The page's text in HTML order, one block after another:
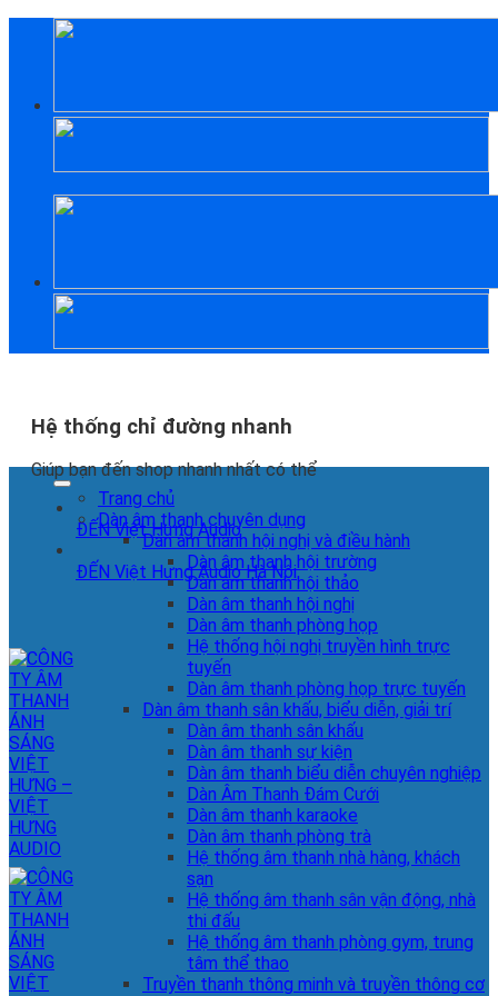
Hệ thống chỉ đường nhanh
Giúp bạn đến shop nhanh nhất có thể
ĐẾN Việt Hưng Audio
ĐẾN Việt Hưng Audio Hà Nội
Trang chủ
Dàn âm thanh chuyên dụng
Dàn âm thanh hội nghị và điều hành
Dàn âm thanh hội trường
Dàn âm thanh hội thảo
Dàn âm thanh hội nghị
Dàn âm thanh phòng họp
Hệ thống hội nghị truyền hình trực
tuyến
Dàn âm thanh phòng họp trực tuyến
Dàn âm thanh sân khấu, biểu diễn, giải trí
Dàn âm thanh sân khấu
Dàn âm thanh sự kiện
Dàn âm thanh biểu diễn chuyên nghiệp
Dàn Âm Thanh Đám Cưới
Dàn âm thanh karaoke
Dàn âm thanh phòng trà
Hệ thống âm thanh nhà hàng, khách
sạn
Hệ thống âm thanh sân vận động, nhà
thi đấu
Hệ thống âm thanh phòng gym, trung
tâm thể thao
Truyền thanh thông minh và truyền thông cơ